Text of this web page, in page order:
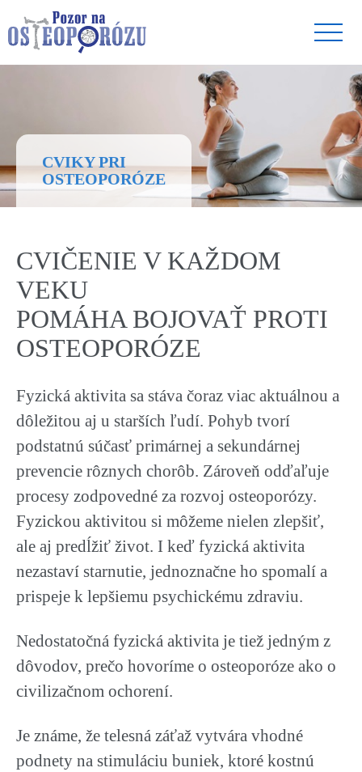
CVIKY PRI
OSTEOPORÓZE
CVIČENIE V KAŽDOM
VEKU
POMÁHA BOJOVAŤ PROTI
OSTEOPORÓZE
Fyzická aktivita sa stáva čoraz viac aktuálnou a
dôležitou aj u starších ľudí. Pohyb tvorí
podstatnú súčasť primárnej a sekundárnej
prevencie rôznych chorôb. Zároveň odďaľuje
procesy zodpovedné za rozvoj osteoporózy.
Fyzickou aktivitou si môžeme nielen zlepšiť,
ale aj predĺžiť život. I keď fyzická aktivita
nezastaví starnutie, jednoznačne ho spomalí a
prispeje k lepšiemu psychickému zdraviu.
Nedostatočná fyzická aktivita je tiež jedným z
dôvodov, prečo hovoríme o osteoporóze ako o
civilizačnom ochorení.
Je známe, že telesná záťaž vytvára vhodné
podnety na stimuláciu buniek, ktoré kostnú